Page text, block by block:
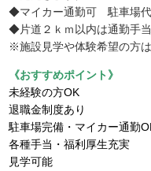
◆マイカー通勤可 駐車場代
◆片道２ｋｍ以内は通勤手当
※施設見学や体験希望の方
《おすすめポイント》
未経験の方OK
退職金制度あり
駐車場完備・マイカー通勤
各種手当・福利厚生充実
見学可能